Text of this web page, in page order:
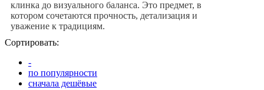
клинка до визуального баланса. Это предмет, в
котором сочетаются прочность, детализация и
уважение к традициям.
Сортировать:
-
по популярности
сначала дешёвые